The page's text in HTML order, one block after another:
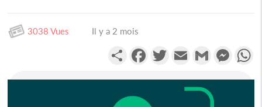
3038 Vues Il y a 2 mois
PartagerFacebookTwitterEmail Gmail